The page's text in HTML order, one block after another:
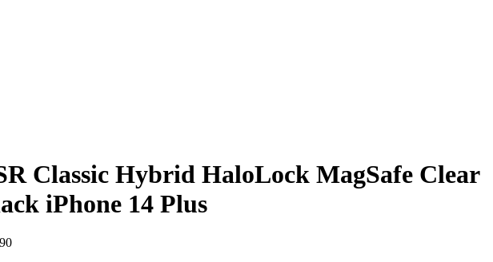
Classic Hybrid HaloLock MagSafe Clear
iPhone 14 Plus